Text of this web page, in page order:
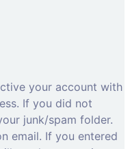
your account with
If you did not
junk/spam folder.
email. If you entered